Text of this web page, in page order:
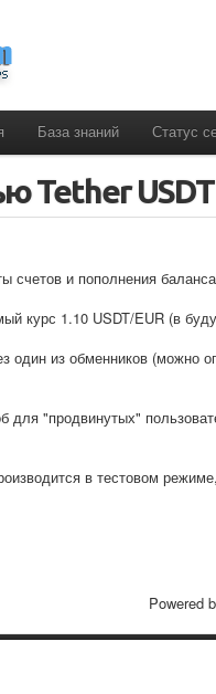
База знаний Статус
Tether USDT
и пополнения
курс 1.10 USDT/EUR (в
один из обменников (можно
для "продвинутых"
в тестовом
Powered